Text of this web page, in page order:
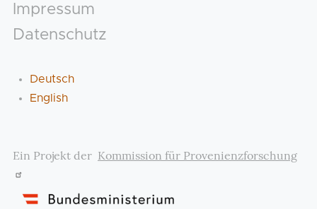
Footer
Impressum
Datenschutz
Deutsch
English
Ein Projekt der Kommission für Provenienzforschung